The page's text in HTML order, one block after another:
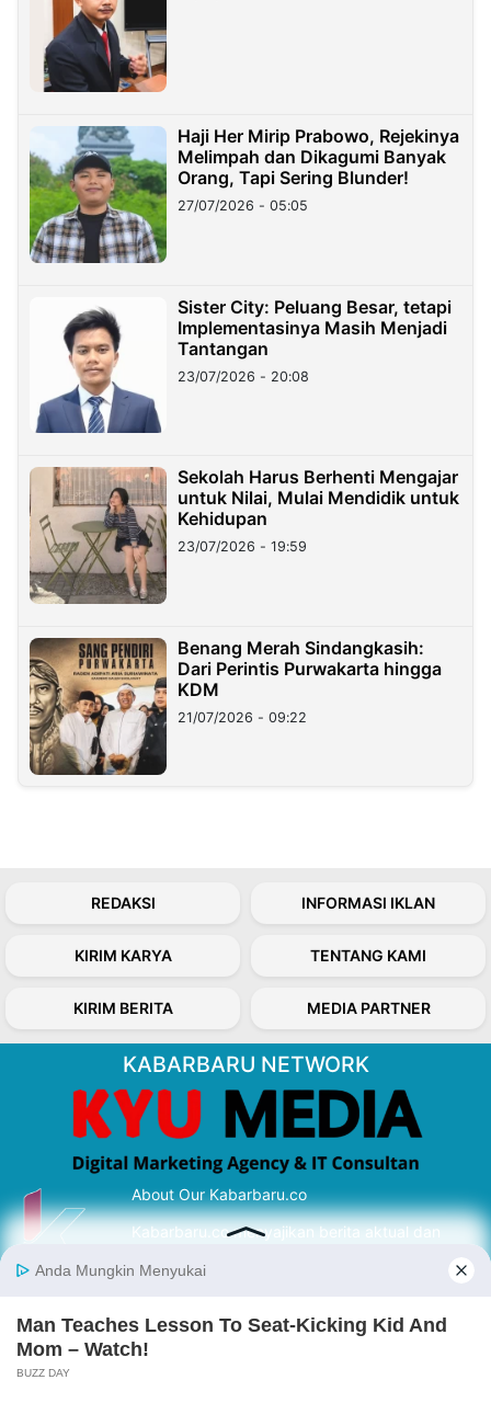
Haji Her Mirip Prabowo, Rejekinya
Melimpah dan Dikagumi Banyak
Orang, Tapi Sering Blunder!
27/07/2026 - 05:05
Sister City: Peluang Besar, tetapi
Implementasinya Masih Menjadi
Tantangan
23/07/2026 - 20:08
Sekolah Harus Berhenti Mengajar
untuk Nilai, Mulai Mendidik untuk
Kehidupan
23/07/2026 - 19:59
Benang Merah Sindangkasih:
Dari Perintis Purwakarta hingga
KDM
21/07/2026 - 09:22
REDAKSI INFORMASI IKLAN
KIRIM KARYA TENTANG KAMI
KIRIM BERITA MEDIA PARTNER
KABARBARU NETWORK
About Our Kabarbaru.co
Kabarbaru.co menyajikan berita aktual dan
serta terverifikasi dari sumber yang tepat.
Follow Kabarbaru